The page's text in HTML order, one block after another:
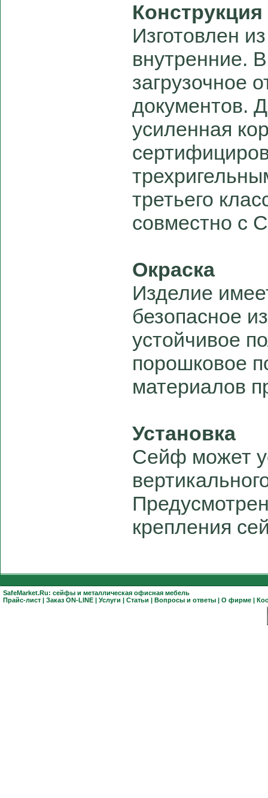
Конструкция
Изготовлен
внутренние.
загрузочное
документов.
усиленная
третьего
совместно с
Окраска
Изделие
безопасное
устойчивое
порошковое
материалов
Установка
Сейф может
крепления
SafeMarket.Ru: сейфы и металлическая офисная мебель
Прайс-лист | Заказ ON-LINE | Услуги | Статьи | Вопросы и ответы | О фирме |